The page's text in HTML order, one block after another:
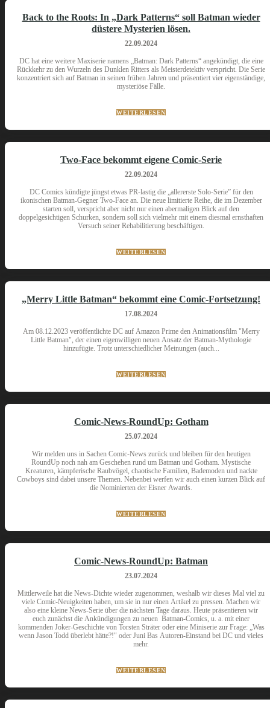
Back to the Roots: In „Dark Patterns“ soll Batman wieder
düstere Mysterien lösen.
22.09.2024
DC hat eine weitere Maxiserie namens „Batman: Dark Patterns“ angekündigt, die eine
Rückkehr zu den Wurzeln des Dunklen Ritters als Meisterdetektiv verspricht. Die Serie
konzentriert sich auf Batman in seinen frühen Jahren und präsentiert vier eigenständige,
mysteriöse Fälle.
WEITERLESEN
Two-Face bekommt eigene Comic-Serie
22.09.2024
DC Comics kündigte jüngst etwas PR-lastig die „allererste Solo-Serie” für den
ikonischen Batman-Gegner Two-Face an. Die neue limitierte Reihe, die im Dezember
starten soll, verspricht aber nicht nur einen abermaligen Blick auf den
doppelgesichtigen Schurken, sondern soll sich vielmehr mit einem diesmal ernsthaften
Versuch seiner Rehabilitierung beschäftigen.
WEITERLESEN
„Merry Little Batman“ bekommt eine Comic-Fortsetzung!
17.08.2024
Am 08.12.2023 veröffentlichte DC auf Amazon Prime den Animationsfilm "Merry
Little Batman", der einen eigenwilligen neuen Ansatz der Batman-Mythologie
hinzufügte. Trotz unterschiedlicher Meinungen (auch...
WEITERLESEN
Comic-News-RoundUp: Gotham
25.07.2024
Wir melden uns in Sachen Comic-News zurück und bleiben für den heutigen
RoundUp noch nah am Geschehen rund um Batman und Gotham. Mystische
Kreaturen, kämpferische Raubvögel, chaotische Familien, Bademoden und nackte
Cowboys sind dabei unsere Themen. Nebenbei werfen wir auch einen kurzen Blick auf
die Nominierten der Eisner Awards.
WEITERLESEN
Comic-News-RoundUp: Batman
23.07.2024
Mittlerweile hat die News-Dichte wieder zugenommen, weshalb wir dieses Mal viel zu
viele Comic-Neuigkeiten haben, um sie in nur einen Artikel zu pressen. Machen wir
also eine kleine News-Serie über die nächsten Tage daraus. Heute präsentieren wir
euch zunächst die Ankündigungen zu neuen Batman-Comics, u. a. mit einer
kommenden Joker-Geschichte von Torsten Sträter oder eine Miniserie zur Frage: „Was
wenn Jason Todd überlebt hätte?!" oder Juni Bas Autoren-Einstand bei DC und vieles
mehr.
WEITERLESEN